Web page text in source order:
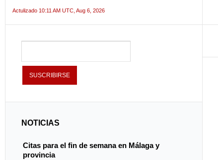
Actulizado 10:11 AM UTC, Aug 6, 2026
NOTICIAS
Citas para el fin de semana en Málaga y
provincia